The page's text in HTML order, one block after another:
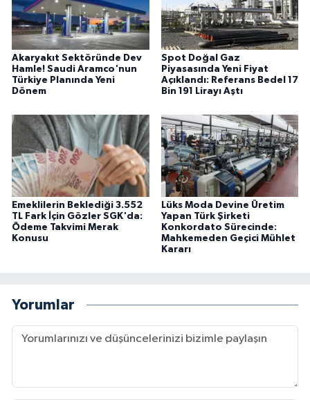
Akaryakıt Sektöründe Dev
Hamle! Saudi Aramco'nun
Türkiye Planında Yeni
Dönem
Spot Doğal Gaz
Piyasasında Yeni Fiyat
Açıklandı: Referans Bedel 17
Bin 191 Lirayı Aştı
Emeklilerin Beklediği 3.552
TL Fark İçin Gözler SGK'da:
Ödeme Takvimi Merak
Konusu
Lüks Moda Devine Üretim
Yapan Türk Şirketi
Konkordato Sürecinde:
Mahkemeden Geçici Mühlet
Kararı
Yorumlar